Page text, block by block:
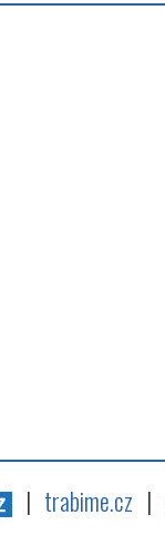
| trabime.cz |